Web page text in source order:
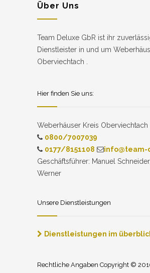
Über Uns
Team Deluxe GbR ist ihr
Dienstleister in und um
Oberviechtach .
Hier finden Sie uns:
Weberhäuser Kreis Oberviechtach
0800/7007039
0177/8151108
Geschäftsführer: Manuel
Werner
Unsere Dienstleistungen
Dienstleistungen im
Rechtliche Angaben Copyright ©